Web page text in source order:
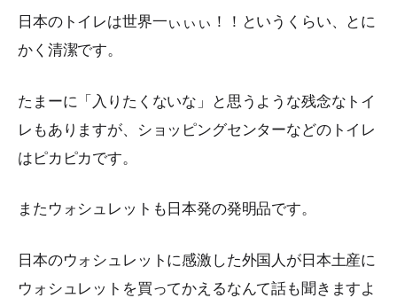
日本のトイレは世界一ぃぃぃ！！というくらい、とに
かく清潔です。
たまーに「入りたくないな」と思うような残念なトイ
レもありますが、ショッピングセンターなどのトイレ
はピカピカです。
またウォシュレットも日本発の発明品です。
日本のウォシュレットに感激した外国人が日本土産に
ウォシュレットを買ってかえるなんて話も聞きますよ